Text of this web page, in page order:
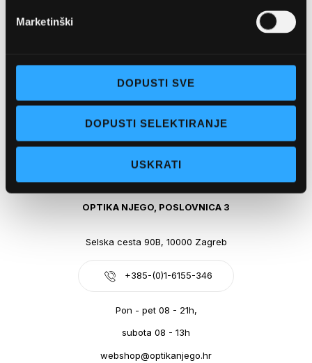
Marketinški
DOPUSTI SVE
DOPUSTI SELEKTIRANJE
USKRATI
Pon - pet: 07 - 21h,
Sub: 07-21h
webshop@optikanjego.hr
OPTIKA NJEGO, POSLOVNICA 3
Selska cesta 90B, 10000 Zagreb
+385-(0)1-6155-346
Pon - pet 08 - 21h,
subota 08 - 13h
webshop@optikanjego.hr